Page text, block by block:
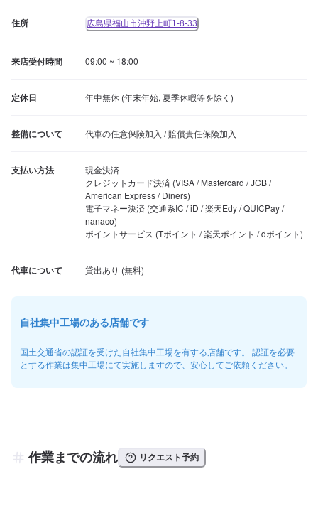
住所 広島県福山市沖野上町1-8-33
来店受付時間 09:00 ~ 18:00
定休日 年中無休 (年末年始, 夏季休暇等を除く)
整備について 代車の任意保険加入 / 賠償責任保険加入
支払い方法
現金決済
クレジットカード決済 (VISA / Mastercard / JCB /
American Express / Diners)
電子マネー決済 (交通系IC / iD / 楽天Edy / QUICPay /
nanaco)
ポイントサービス (Tポイント / 楽天ポイント / dポイント)
代車について
自社集中工場のある店舗です
国土交通省の認証を受けた自社集中工場を有する店舗です。 認証を必要
とする作業は集中工場にて実施しますので、安心してご依頼ください。
作業までの流れ リクエスト予約